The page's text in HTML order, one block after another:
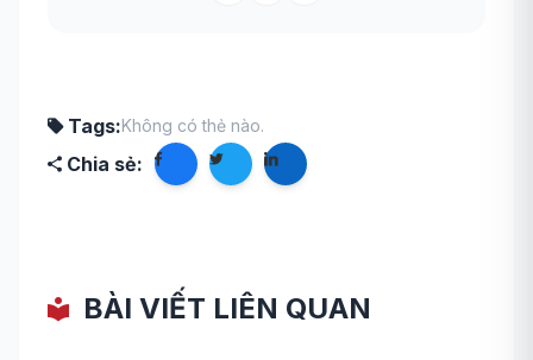
Tags:Không có thẻ nào.
Chia sẻ:
BÀI VIẾT LIÊN QUAN